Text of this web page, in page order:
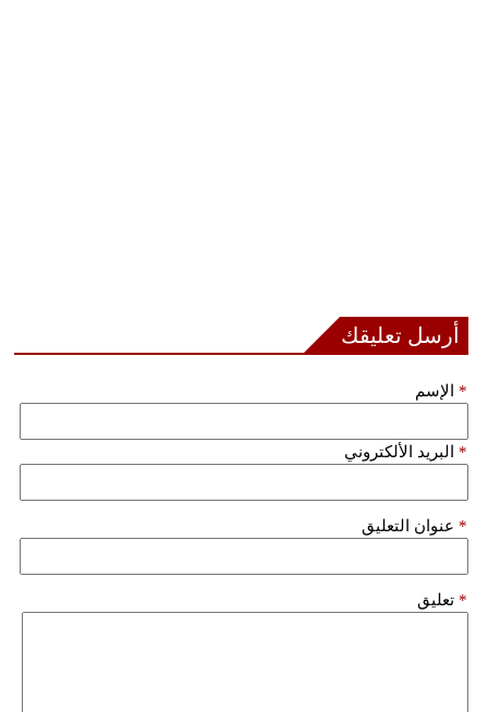
أرسل تعليقك
الإسم *
البريد الألكتروني *
عنوان التعليق *
تعليق *